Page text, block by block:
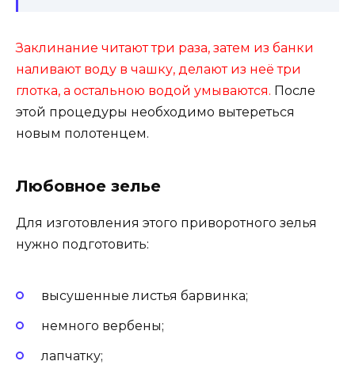
Заклинание читают три раза, затем из банки
наливают воду в чашку, делают из неё три
глотка, а остальною водой умываются. После
этой процедуры необходимо вытереться
новым полотенцем.
Любовное зелье
Для изготовления этого приворотного зелья
нужно подготовить:
высушенные листья барвинка;
немного вербены;
лапчатку;